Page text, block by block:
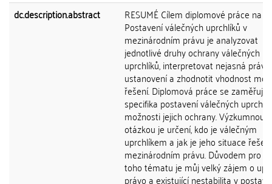
dc.description.abstract
RESUMÉ Cílem diplomové práce na
Postavení válečných uprchlíků v
mezinárodním právu je analyzovat
jednotlivé druhy ochrany válečných
uprchlíků, interpretovat nejasná právní
ustanovení a zhodnotit vhodnost
řešení. Diplomová práce se zaměřuje
specifika postavení válečných
možnosti jejich ochrany. Výzkumnou
otázkou je určení, kdo je válečným
uprchlíkem a jak je jeho situace
mezinárodním právu. Důvodem pro
toho tématu je můj velký zájem o
právo a existující nestabilita v